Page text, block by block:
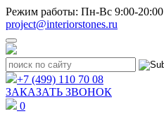
Режим работы: Пн-Вс 9:00-20:00
project@interiorstones.ru
+7 (499) 110 70 08
ЗАКАЗАТЬ ЗВОНОК
0